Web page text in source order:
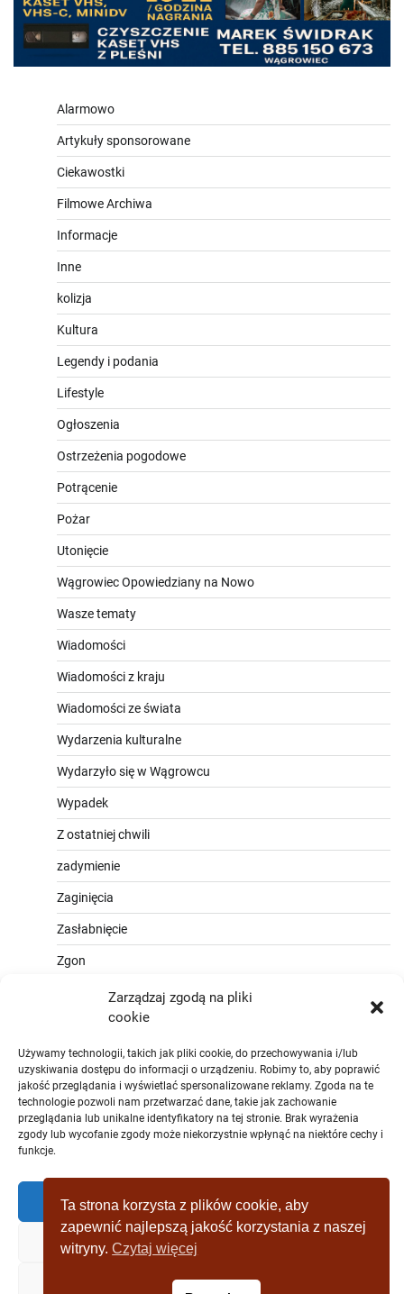
Zarządzaj zgodą na pliki
cookie
Używamy technologii, takich jak pliki cookie, do przechowywania i/lub
uzyskiwania dostępu do informacji o urządzeniu. Robimy to, aby poprawić
jakość przeglądania i wyświetlać spersonalizowane reklamy. Zgoda na te
technologie pozwoli nam przetwarzać dane, takie jak zachowanie
przeglądania lub unikalne identyfikatory na tej stronie. Brak wyrażenia
zgody lub wycofanie zgody może niekorzystnie wpłynąć na niektóre cechy i
funkcje.
Zaakceptować
Zaprzeczyć
Zobacz preferencje
Alarmowo
Artykuły sponsorowane
Ciekawostki
Filmowe Archiwa
Informacje
Inne
kolizja
Kultura
Legendy i podania
Lifestyle
Ogłoszenia
Ostrzeżenia pogodowe
Potrącenie
Pożar
Utonięcie
Wągrowiec Opowiedziany na Nowo
Wasze tematy
Wiadomości
Wiadomości z kraju
Wiadomości ze świata
Wydarzenia kulturalne
Wydarzyło się w Wągrowcu
Wypadek
Z ostatniej chwili
zadymienie
Zaginięcia
Zasłabnięcie
Zgon
Copyright © [2019 - 2025] wagrowiec-
Ta strona korzysta z plików cookie, aby
zapewnić najlepszą jakość korzystania z naszej
witryny.Czytaj więcej